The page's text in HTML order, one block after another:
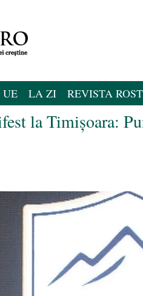
UE LA ZI REVISTA ROST
la Timișoara: